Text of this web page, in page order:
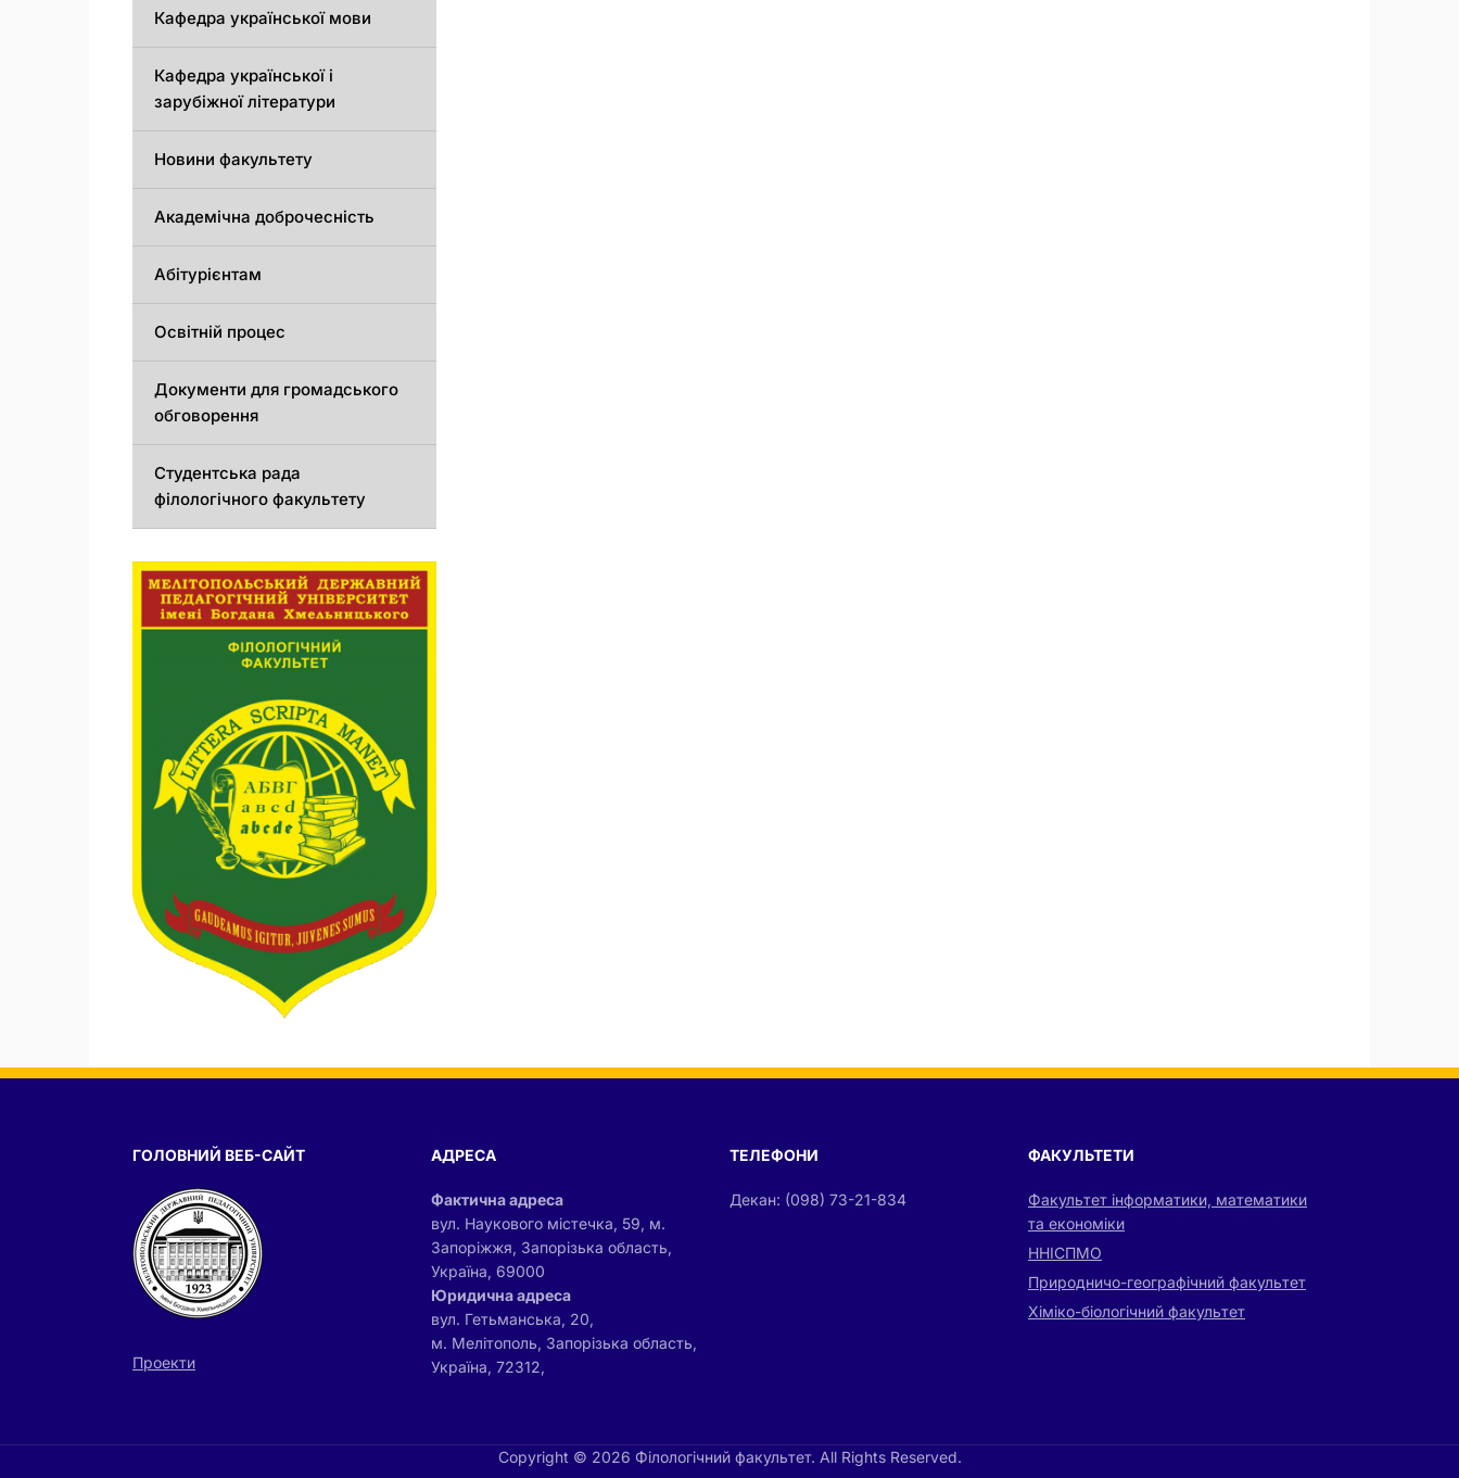
Кафедра української мови
Кафедра української і
зарубіжної літератури
Новини факультету
Академічна доброчесність
Абітурієнтам
Освітній процес
Документи для громадського
обговорення
Студентська рада
філологічного факультету
ГОЛОВНИЙ ВЕБ-САЙТ
Проекти
АДРЕСА
Фактична адреса
вул. Наукового містечка, 59, м.
Запоріжжя, Запорізька область,
Україна, 69000
Юридична адреса
вул. Гетьманська, 20,
м. Мелітополь, Запорізька область,
Україна, 72312,
ТЕЛЕФОНИ
Декан: (098) 73-21-834
ФАКУЛЬТЕТИ
Факультет інформатики, математики
та економіки
ННІСПМО
Природничо-географічний факультет
Хіміко-біологічний факультет
Copyright © 2026 Філологічний факультет. All Rights Reserved.